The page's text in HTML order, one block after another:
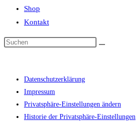
Shop
Kontakt
Datenschutzerklärung
Impressum
Privatsphäre-Einstellungen ändern
Historie der Privatsphäre-Einstellungen